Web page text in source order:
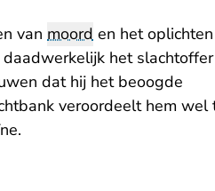
van moord en het
het
dat hij het beoogde
veroordeelt hem wel